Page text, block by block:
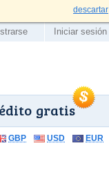
descartar
gratis
Iniciar sesión
GBP USD EUR